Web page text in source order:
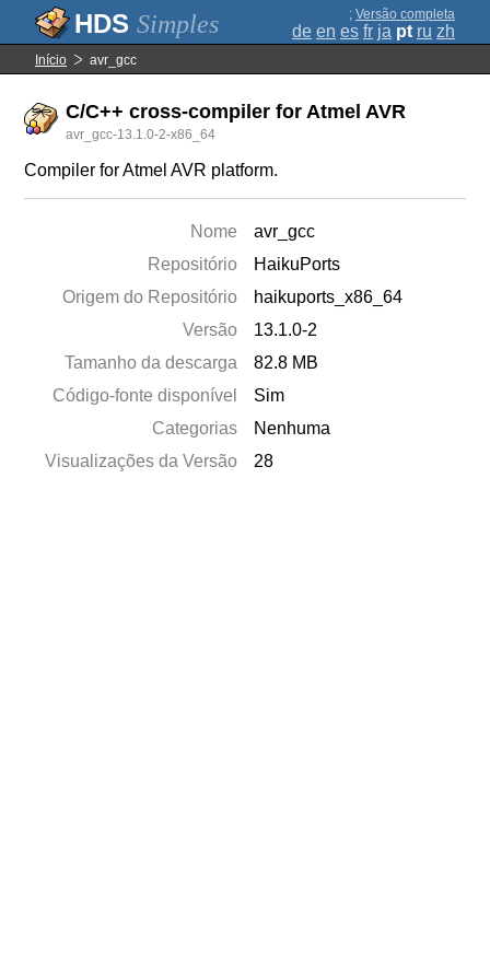
Simples ; Versão completa
de en es fr ja pt ru zh
Início avr_gcc
C/C++ cross-compiler for Atmel AVR
avr_gcc-13.1.0-2-x86_64
Compiler for Atmel AVR platform.
Nome
avr_gcc
Repositório
HaikuPorts
Origem do Repositório
haikuports_x86_64
Versão
13.1.0-2
Tamanho da descarga
82.8 MB
Código-fonte disponível
Sim
Categorias
Nenhuma
Visualizações da Versão
28